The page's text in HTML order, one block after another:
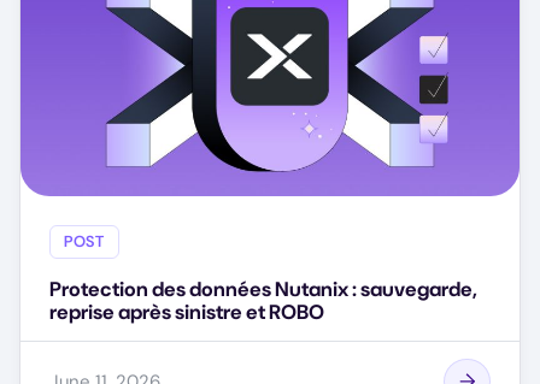
POST
Protection des données Nutanix : sauvegarde,
reprise après sinistre et ROBO